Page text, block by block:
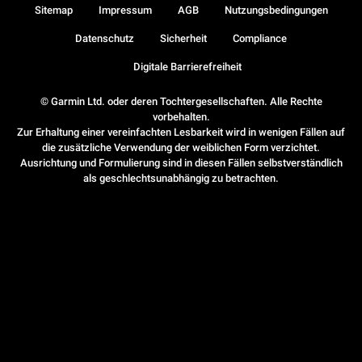
© Garmin Ltd. oder deren Tochtergesellschaften. Alle Rechte
vorbehalten.
Zur Erhaltung einer vereinfachten Lesbarkeit wird in wenigen Fällen auf
die zusätzliche Verwendung der weiblichen Form verzichtet.
Ausrichtung und Formulierung sind in diesen Fällen selbstverständlich
als geschlechtsunabhängig zu betrachten.
Sitemap Impressum AGB Nutzungsbedingungen
Datenschutz Sicherheit Compliance
Digitale Barrierefreiheit